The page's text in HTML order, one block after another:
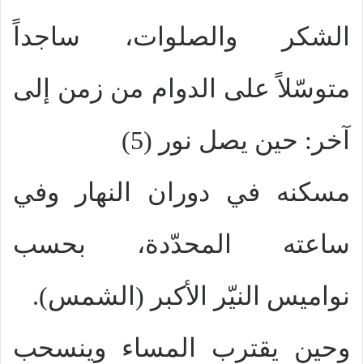
الشكر والصلوات، ساجداً
متوسّلاً على الدوام من زمن إلى
آخر: حين يصل نور (5)
مسكنه في دوران النهار وفي
ساعته المحدّدة، بحسب
نواميس النيّر الأكبر (الشمس).
وحين يقترب المساء وينسحب